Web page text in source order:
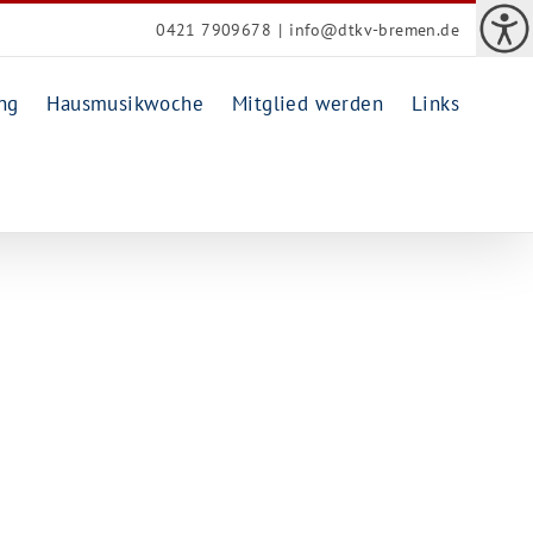
0421 7909678 | info@dtkv-bremen.de
Hausmusikwoche Mitglied werden Links